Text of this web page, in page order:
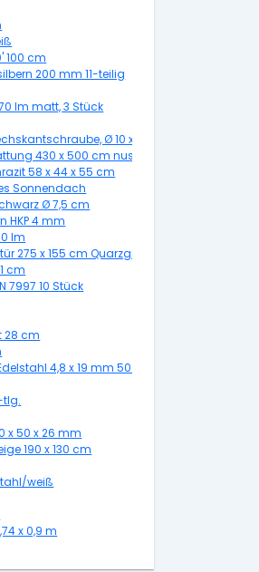
100 cm
200 mm 11-teilig
lm matt, 3 Stück
Ø 10 x 60 mm, 50 Stück
430 x 500 cm nussbaum
58 x 44 x 55 cm
Sonnendach
Ø 7,5 cm
HKP 4 mm
lm
275 x 155 cm Quarzgrau metallic
cm
7997 10 Stück
28 cm
4,8 x 19 mm 50 Stück
tlg.
x 50 x 26 mm
190 x 130 cm
weiß
x 0,9 m